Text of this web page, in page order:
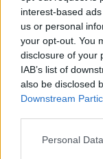
interest-based
us or personal
your opt-out. You
disclosure of your
IAB’s list of
also be disclosed
Downstream
Personal